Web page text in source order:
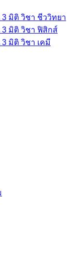
มิติ วิชา ชีววิทยา
3 มิติ วิชา ฟิสิกส์
มิติ วิชา เคมี